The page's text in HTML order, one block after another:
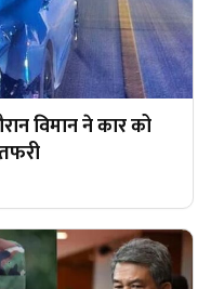
विमान ने कार को